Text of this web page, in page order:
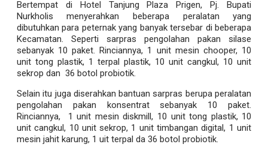
Bertempat di Hotel Tanjung Plaza Prigen, Pj. Bupati
Nurkholis menyerahkan beberapa peralatan yang
dibutuhkan para peternak yang banyak tersebar di beberapa
Kecamatan. Seperti sarpras pengolahan pakan silase
sebanyak 10 paket. Rinciannya, 1 unit mesin chooper, 10
unit tong plastik, 1 terpal plastik, 10 unit cangkul, 10 unit
sekrop dan 36 botol probiotik.
Selain itu juga diserahkan bantuan sarpras berupa peralatan
pengolahan pakan konsentrat sebanyak 10 paket.
Rinciannya, 1 unit mesin diskmill, 10 unit tong plastik, 10
unit cangkul, 10 unit sekrop, 1 unit timbangan digital, 1 unit
mesin jahit karung, 1 uit terpal da 36 botol probiotik.